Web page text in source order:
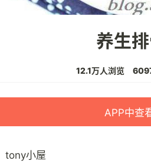
养生
12.1万人浏览
APP中查
tony小屋